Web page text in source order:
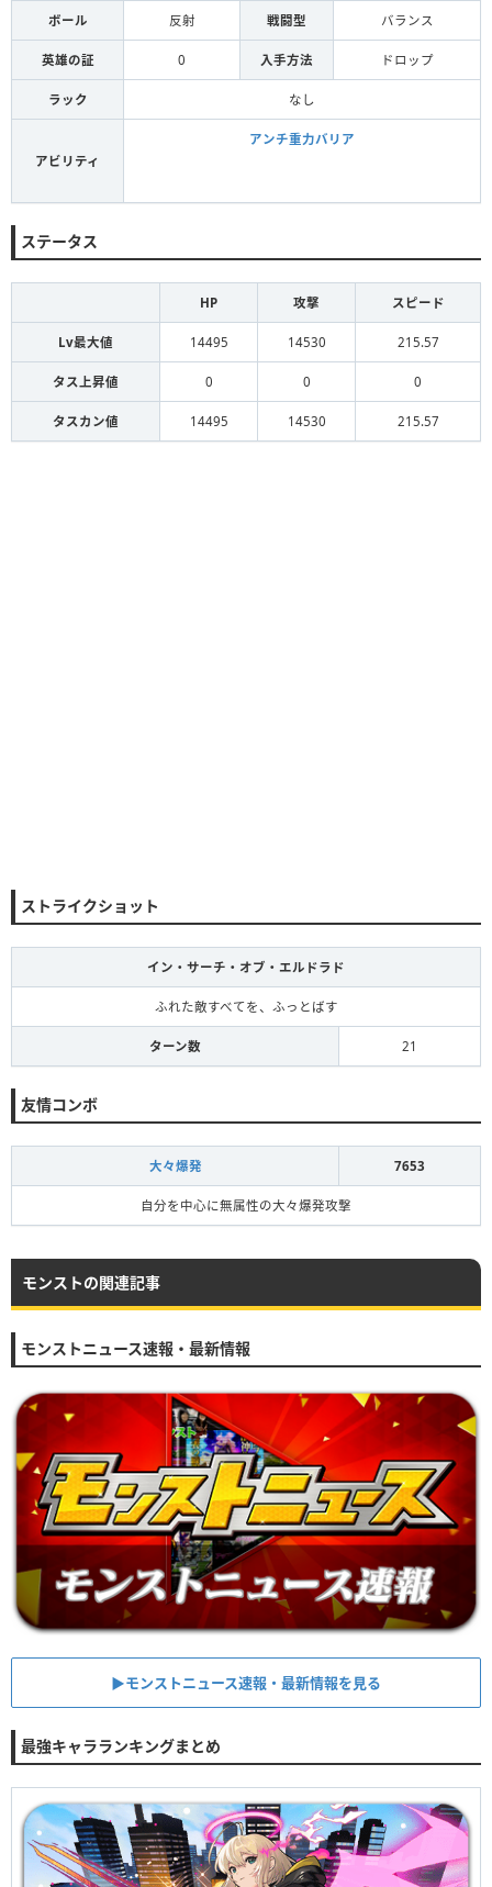
ボール 反射 戦闘型 バランス
英雄の証 0 入手方法 ドロップ
ラック なし
アビリティ
アンチ重力バリア
ステータス
HP 攻撃 スピード
Lv最大値 14495 14530 215.57
タス上昇値 0 0 0
タスカン値 14495 14530 215.57
ストライクショット
イン・サーチ・オブ・エルドラド
ふれた敵すべてを、ふっとばす
ターン数 21
友情コンボ
大々爆発 7653
自分を中心に無属性の大々爆発攻撃
モンストの関連記事
モンストニュース速報・最新情報
▶︎モンストニュース速報・最新情報を見る
最強キャラランキングまとめ